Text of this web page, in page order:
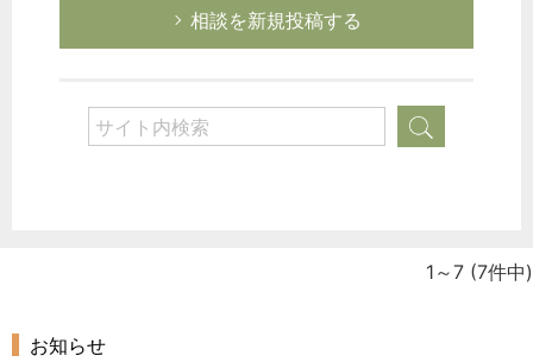
相談を新規投稿する
1～7 (7件中)
お知らせ